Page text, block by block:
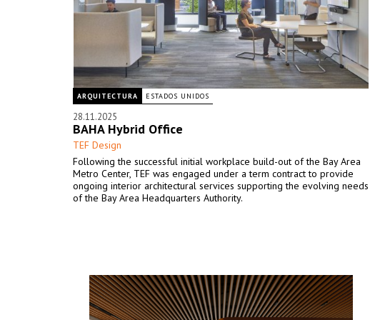
ARQUITECTURA ESTADOS UNIDOS
28.11.2025
BAHA Hybrid Office
TEF Design
Following the successful initial workplace build-out of the Bay Area
Metro Center, TEF was engaged under a term contract to provide
ongoing interior architectural services supporting the evolving needs
of the Bay Area Headquarters Authority.